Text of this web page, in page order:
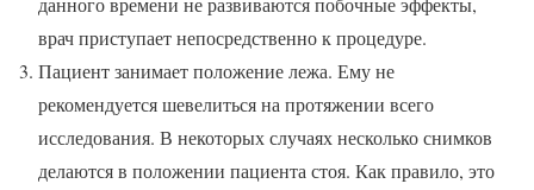
врач приступает непосредственно к процедуре.
Пациент занимает положение лежа. Ему не
рекомендуется шевелиться на протяжении всего
исследования. В некоторых случаях несколько снимков
делаются в положении пациента стоя. Как правило, это